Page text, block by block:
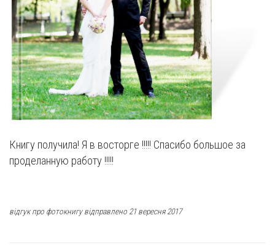
Книгу получила! Я в восторге !!!!! Спасибо большое за
проделанную работу !!!!!
відгук про фотокнигу відправлено 21 вересня 2017